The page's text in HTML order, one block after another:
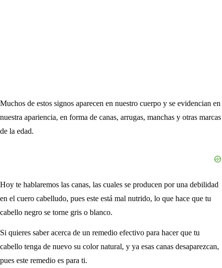
Muchos de estos signos aparecen en nuestro cuerpo y se evidencian en
nuestra apariencia, en forma de canas, arrugas, manchas y otras marcas
de la edad.
Hoy te hablaremos las canas, las cuales se producen por una debilidad
en el cuero cabelludo, pues este está mal nutrido, lo que hace que tu
cabello negro se torne gris o blanco.
Si quieres saber acerca de un remedio efectivo para hacer que tu
cabello tenga de nuevo su color natural, y ya esas canas desaparezcan,
pues este remedio es para ti.